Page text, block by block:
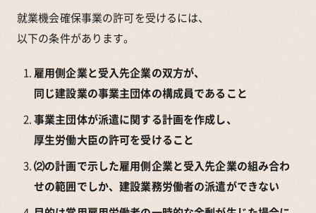
就業機会確保事業の許可を受けるには、
以下の条件があります。
雇用側企業と受入先企業の双方が、
同じ建設業の事業主団体の構成員であること
事業主団体が派遣に関する計画を作成し、
厚生労働大臣の許可を受けること
⑵の計画で示した雇用側企業と受入先企業の組み合わ
せの範囲でしか、建設業務労働者の派遣ができない